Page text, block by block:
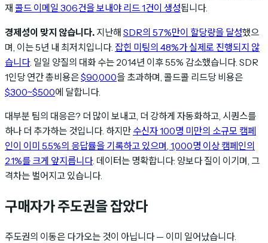
재 콜드 이메일 306건을 보내야 리드 1건이 생성됩니다.
경제성이 맞지 않습니다. 지난해 SDR의 57%만이 할당량을 달성했으
며, 이는 5년 내 최저치입니다. 잡힌 미팅의 48%가 실제로 진행되지 않
습니다. 일일 양질의 대화 수는 2014년 이후 55% 감소했습니다. SDR
1인당 연간 총비용은$90,000을 초과하며, 콜드콜 리드당 비용은
$300~$500에 달합니다.
대부분 팀의 대응은? 더 많이 보내고, 더 강하게 자동화하고, 시퀀스를
하나 더 추가하는 것입니다. 하지만 수신자 100명 미만의 소규모 캠페
인이 이미 5.5%의 응답률을 기록하고 있으며, 1,000명 이상 캠페인의
2.1%를 크게 앞지릅니다. 데이터는 명확합니다: 양보다 질이 이기며, 그
격차는 벌어지고 있습니다.
구매자가 주도권을 잡았다
주도권의 이동은 다가오는 것이 아닙니다 — 이미 일어났습니다.